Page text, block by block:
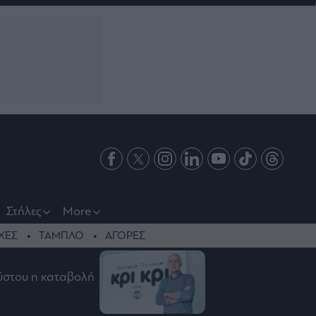
Στήλες More
ΤΑΜΠΛΟ ΑΓΟΡΕΣ
η καταβολή